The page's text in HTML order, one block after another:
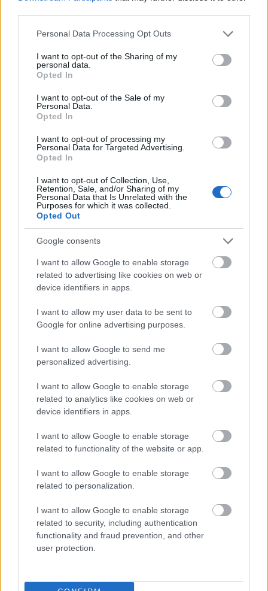
Please note that this website/app uses one or more Google
not limited to your visit or usage behaviour. You may click to
grant or deny consent to Google and its third-party tags to
use your data for below specified purposes in below Google
consent section.
Personal Data Processing Opt Outs
I want to opt-out of the Sharing of my
personal data.
Opted In
I want to opt-out of the Sale of my
Personal Data.
Opted In
I want to opt-out of processing my
Personal Data for Targeted Advertising.
Opted In
I want to opt-out of Collection, Use,
Retention, Sale, and/or Sharing of my
Personal Data that Is Unrelated with the
Purposes for which it was collected.
Opted Out
Google consents
I want to allow Google to enable storage
related to advertising like cookies on web or
device identifiers in apps.
I want to allow my user data to be sent to
Google for online advertising purposes.
I want to allow Google to send me
personalized advertising.
I want to allow Google to enable storage
related to analytics like cookies on web or
device identifiers in apps.
I want to allow Google to enable storage
related to functionality of the website or app.
I want to allow Google to enable storage
related to personalization.
I want to allow Google to enable storage
related to security, including authentication
functionality and fraud prevention, and other
user protection.
aki egy új társadalmi berendezkedésben elveszíti a
A rendező, Mundruczó Kornél
szerint az eredeti mű
nem drámai alapanyag, különösen azért sem, mert
Coetzee inkább egzisztencialista filozófus, mint
működik – tette hozzá, ezért a regény által kiváltott
hatást szerették volna színházban megfogalmazni.
többet hagytak el a regényből és kezdték követni a
darabbeli kontinuitást, egyre inkább kezdett
munkafolyamatot.
Zsótér Sándor (fotó: Ágh Márton)
Természetesen minden szereplő elolvasta a regényt,
majd ezt követően több hétig kutattak Dél-Afrikáról,
az apartheid utáni időszakról, és keresték a nem
direkt párhuzamokat például a rendszerváltás
kapcsán, amelyek Magyarországgal
összekapcsolhatják a mondanivalót. „
és hozzátette, nagyon kíváncsi a magyar közönség
véleményére, reakciójára. A rendező azonban nem
fehér – a jelenlegi magyar politikai helyzet sem –,
nem a történelemről kíván beszélni, hanem arról,
magyar, de európai kérdéseket is felvet, amennyiben
a kisebbségi tematikát tekintjük.
Szereplők:Bánki Gergely
Miklós,Szemenyei János,Láng Annamária,